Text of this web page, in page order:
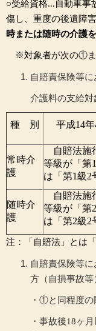
○受給資格...自動車事
傷し、重度の後遺障
時または随時の介護
※対象者が次の①ま
自賠責保険等
介護料の支給対
種 別 平成14
常時介
護
自賠法施
等級が「 第
は「第1級2
随時介
護
自賠法施
等級が「 第
は「第2級2
注：「自賠法」とは
自賠責保険等
方（自損事故等
・①と同程度
・事故後18ヶ